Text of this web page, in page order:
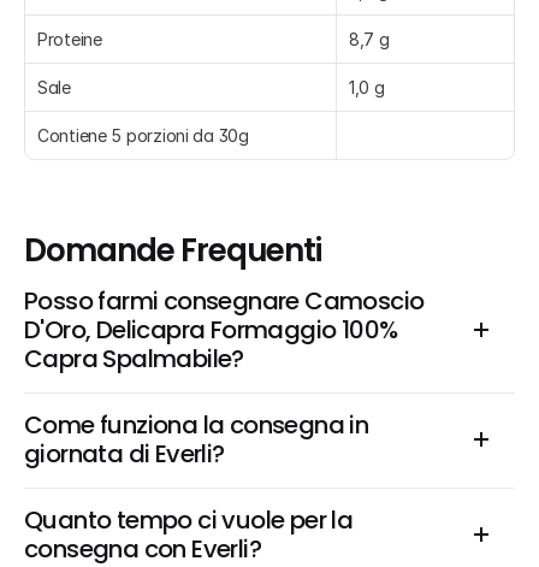
Proteine 8,7 g
Sale 1,0 g
Contiene 5 porzioni da 30g
Domande Frequenti
Posso farmi consegnare Camoscio
D'Oro, Delicapra Formaggio 100%
Capra Spalmabile?
Come funziona la consegna in
giornata di Everli?
Quanto tempo ci vuole per la
consegna con Everli?